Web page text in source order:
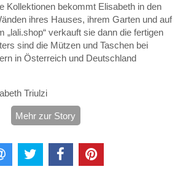
Kollektionen bekommt Elisabeth in den
ihres Hauses, ihrem Garten und auf
„lali.shop“ verkauft sie dann die fertigen
sind die Mützen und Taschen bei
in Österreich und Deutschland
Triulzi
Mehr zur Story